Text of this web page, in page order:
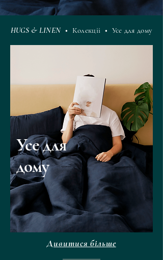
HUGS & LINEN• Колекціі • Усе для дому
Усе для
дому
Дивитися більше